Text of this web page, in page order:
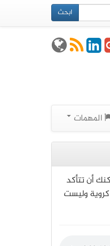
ابحث
المهمات
أن تتأكد
كروية وليست